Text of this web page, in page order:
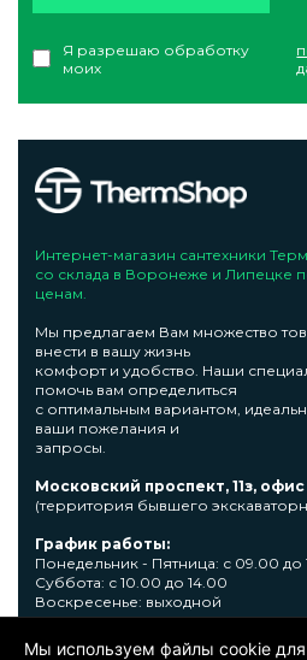
Я разрешаю обработку
моих
Интернет-магазин сантехники
со склада в Воронеже и Липецке
ценам.
Мы предлагаем Вам множество
внести в вашу жизнь
комфорт и удобство. Наши
помочь вам определиться
с оптимальным вариантом,
ваши пожелания и
запросы.
Московский проспект, 11з, офис
(территория бывшего
График работы:
Понедельник - Пятница: с 09.00 до
Суббота: с 10.00 до 14.00
Воскресенье: выходной
Узнать подробную информациювы
Мы используем файлы cookie для